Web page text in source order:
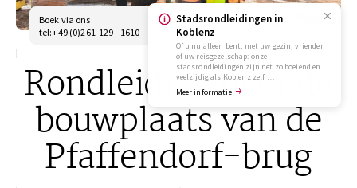
Stadsrondleidingen in
Koblenz
Of u nu alleen bent, met uw gezin, vrienden
of uw reisgezelschap: onze
stadsrondleidingen zijn net zo boeiend en
veelzijdig als Koblenz zelf …
Meer informatie
Boek via ons
tel:+49 (0)261-129 - 1610
info@koblenz-
touristik.de
Rondleiding over de
bouwplaats van de
Pfaffendorf-brug